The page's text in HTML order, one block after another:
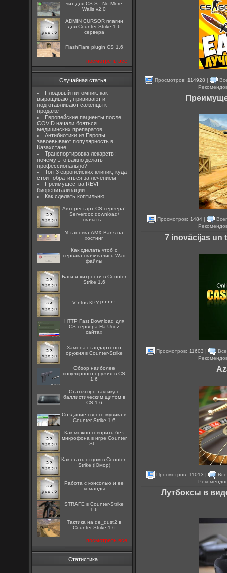
чит для CS:S - No More
Walls v2.0
ADMIN CURSOR плагин
для Counter Strike 1.6
сервера
FlashFlare plugin CS 1.6
посмотреть все
Случайная статья
Плодовый питомник: как
выращивают, прививают и
подготавливают саженцы к
продаже
Европейские пациенты после
COVID начали бояться
медицинских препаратов
Антибиотики из Европы
завоевывают популярность в
Казахстане
Транспортировка лекарств:
почему это важно делать
профессионально?
Топ-3 европейских клиник, куда
стоит обратиться за лечением
Преимущества REVI
биоревитализации
Как сделать коптильню
Авторестарт CS сервера!
Serverdoc download/
скачать...
Установка AMX Bans на
хостинг
Как сделать чтоб с
сервака скачивались Wad
файлы
Баги и хитрости в Counter
Strike 1.6
V!ntus КРУТ!!!!!!!!!
HTTP Fast Download для
CS сервера На Ucoz
сайтах
Замена стандартного
оружия в Counter-Strike
Обзор наиболее
популярного оружия в CS
1.6
Статья про тактику с
баллистическим щитом в
CS 1.6
Создание своего мувика в
Counter Strike 1.6
Как можно говорить без
микрофона в игре Counter
St...
Как стать отцом в Counter-
Strike (Юмор)
Работа с консолью и ее
команды
STRAFE в Counter-Strike
1.6
Тактика на de_dust2 в
Counter Strike 1.6
посмотреть все
Статистика
Просмотров: 114928 |
Просмотров: 1484 |
7 inovācijas un
Просмотров: 11603 |
Просмотров: 11013 |
Лутбоксы в